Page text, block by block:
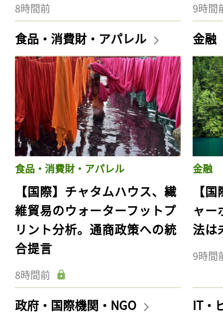
8時間前 9時間
食品・消費財・アパレル
食品・消費財・アパレル
【国際】チャタムハウス、繊
維貿易のウォーターフットプ
リント分析。通商政策への統
合提言
8時間前
金融
金融
【
ャー
法は
9時間
政府・国際機関・NGO IT・